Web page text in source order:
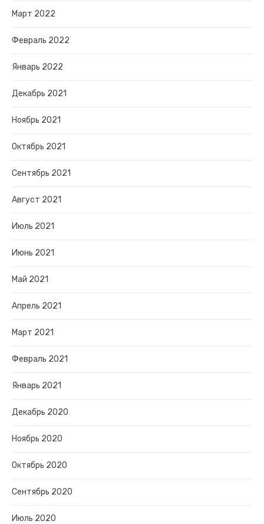
Март 2022
Февраль 2022
Январь 2022
Декабрь 2021
Ноябрь 2021
Октябрь 2021
Сентябрь 2021
Август 2021
Июль 2021
Июнь 2021
Май 2021
Апрель 2021
Март 2021
Февраль 2021
Январь 2021
Декабрь 2020
Ноябрь 2020
Октябрь 2020
Сентябрь 2020
Июль 2020